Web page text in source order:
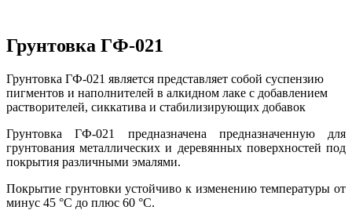
Грунтовка ГФ-021
Грунтовка ГФ-021 является представляет собой суспензию
пигментов и наполнителей в алкидном лаке с добавлением
растворителей, сиккатива и стабилизирующих добавок
Грунтовка ГФ-021 предназначена предназначенную для
грунтования металлических и деревянных поверхностей под
покрытия различными эмалями.
Покрытие грунтовки устойчиво к изменению температуры от
минус 45 °С до плюс 60 °С.